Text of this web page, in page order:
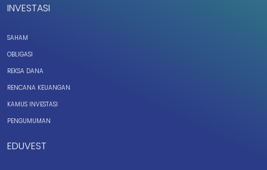
INVESTASI
SAHAM
OBLIGASI
REKSA DANA
RENCANA KEUANGAN
KAMUS INVESTASI
PENGUMUMAN
EDUVEST